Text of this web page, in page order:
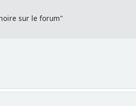
sur le forum"